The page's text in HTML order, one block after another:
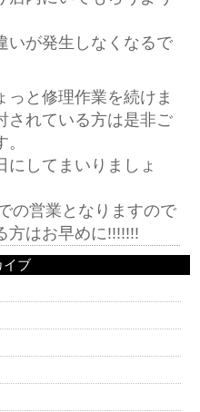
いが発生しなくなるで
っと修理作業を続けま
されている方は是非ご
にしてまいりましょ
の営業となりますので
方はお早めに!!!!!!!
イブ